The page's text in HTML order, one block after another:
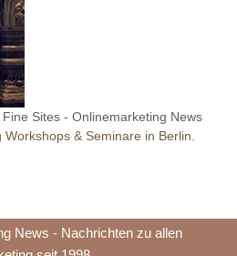
Sites - Onlinemarketing News
Workshops & Seminare in Berlin.
News - Nachrichten zu allen